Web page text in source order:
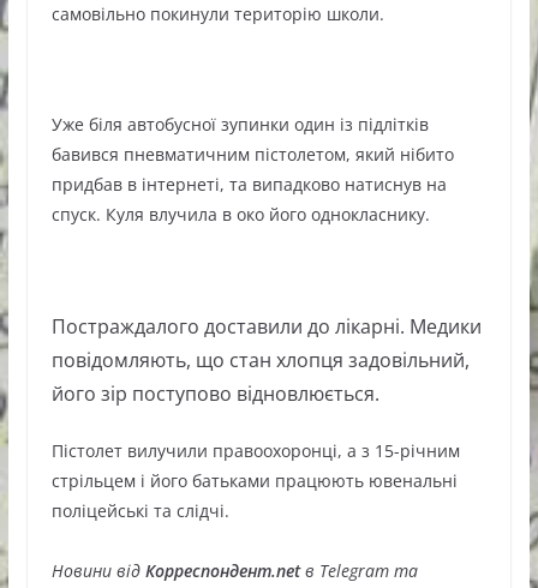
самовільно покинули територію школи.
Уже біля автобусної зупинки один із підлітків
бавився пневматичним пістолетом, який нібито
придбав в інтернеті, та випадково натиснув на
спуск. Куля влучила в око його однокласнику.
Постраждалого доставили до лікарні. Медики
повідомляють, що стан хлопця задовільний,
його зір поступово відновлюється.
Пістолет вилучили правоохоронці, а з 15-річним
стрільцем і його батьками працюють ювенальні
поліцейські та слідчі.
Новини відКорреспондент.netв Telegram та